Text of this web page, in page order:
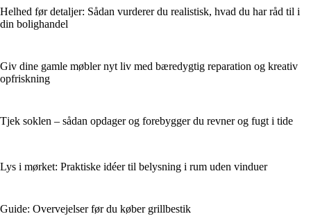
Helhed før detaljer: Sådan vurderer du realistisk, hvad du har råd til i
din bolighandel
Giv dine gamle møbler nyt liv med bæredygtig reparation og kreativ
opfriskning
Tjek soklen – sådan opdager og forebygger du revner og fugt i tide
Lys i mørket: Praktiske idéer til belysning i rum uden vinduer
Guide: Overvejelser før du køber grillbestik